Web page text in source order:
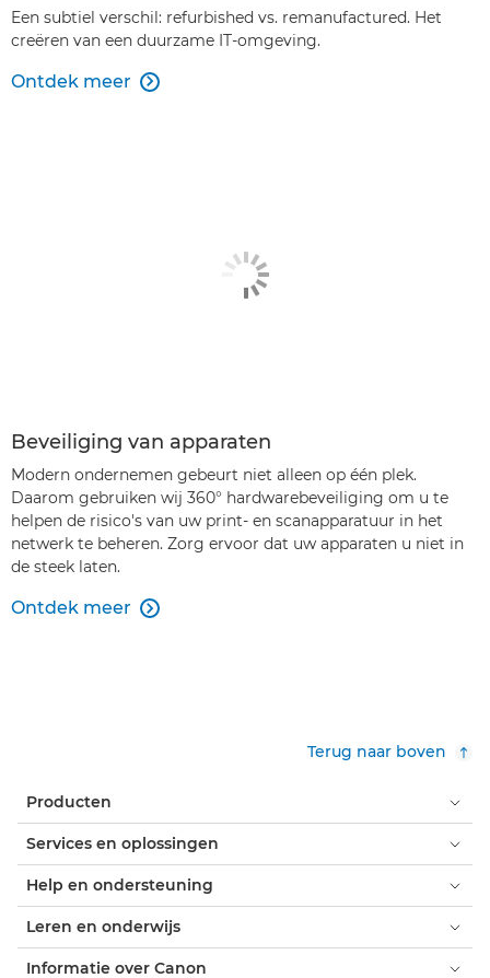
Een subtiel verschil: refurbished vs. remanufactured. Het
creëren van een duurzame IT-omgeving.
Ontdek meer 
Beveiliging van apparaten
Modern ondernemen gebeurt niet alleen op één plek.
Daarom gebruiken wij 360° hardwarebeveiliging om u te
helpen de risico's van uw print- en scanapparatuur in het
netwerk te beheren. Zorg ervoor dat uw apparaten u niet in
de steek laten.
Ontdek meer 
Terug naar boven
Producten
Services en oplossingen
Help en ondersteuning
Leren en onderwijs
Informatie over Canon